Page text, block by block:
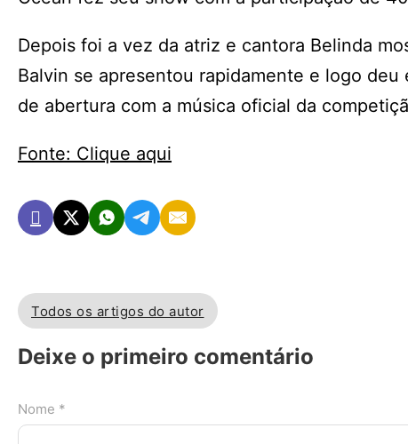
Depois foi a vez da atriz e cantora Belinda
Balvin se apresentou rapidamente e logo
de abertura com a música oficial da
Fonte: Clique aqui
Todos os artigos do autor
Deixe o primeiro comentário
Nome *